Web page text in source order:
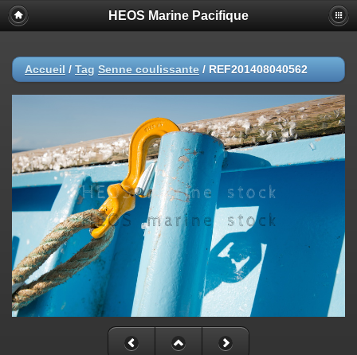
HEOS Marine Pacifique
Accueil / Tag Senne coulissante / REF201408040562